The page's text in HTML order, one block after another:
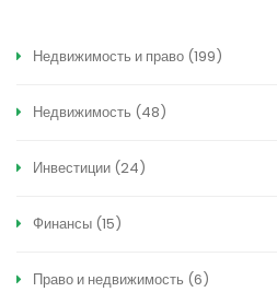
Недвижимость и право (199)
Недвижимость (48)
Инвестиции (24)
Финансы (15)
Право и недвижимость (6)